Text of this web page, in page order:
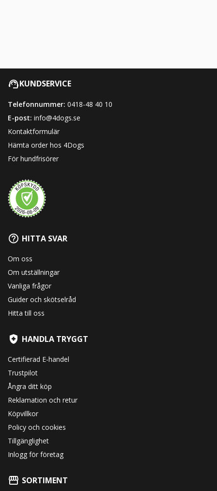
KUNDSERVICE
Telefonnummer: 0418-48 40 10
E-post: info@4dogs.se
Kontaktformulär
Hämta order hos 4Dogs
För hundfrisörer
HITTA SVAR
Om oss
Om utställningar
Vanliga frågor
Guider och skötselråd
Hitta till oss
HANDLA TRYGGT
Certifierad E-handel
Trustpilot
Ångra ditt köp
Reklamation och retur
Köpvillkor
Policy och cookies
Tillgänglighet
Inlogg för företag
SORTIMENT